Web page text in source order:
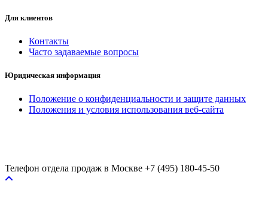
Для клиентов
Контакты
Часто задаваемые вопросы
Юридическая информация
Положение о конфиденциальности и защите данных
Положения и условия использования веб-сайта
Телефон отдела продаж в Москве +7 (495) 180-45-50